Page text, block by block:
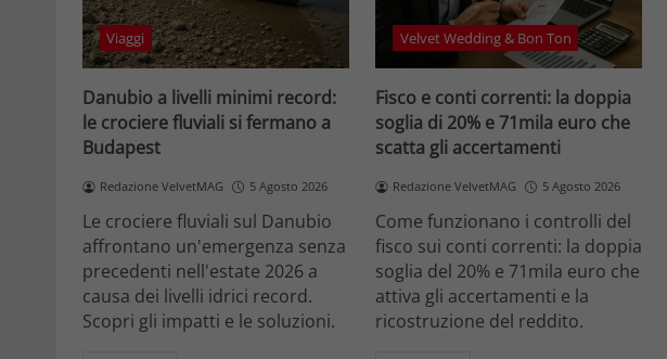
Viaggi
Danubio a livelli minimi record:
le crociere fluviali si fermano a
Budapest
Redazione VelvetMAG 5 Agosto 2026
Le crociere fluviali sul Danubio
affrontano un'emergenza senza
precedenti nell'estate 2026 a
causa dei livelli idrici record.
Scopri gli impatti e le soluzioni.
Velvet Wedding & Bon Ton
Fisco e conti correnti: la doppia
soglia di 20% e 71mila euro che
scatta gli accertamenti
Redazione VelvetMAG 5 Agosto 2026
Come funzionano i controlli del
fisco sui conti correnti: la doppia
soglia del 20% e 71mila euro che
attiva gli accertamenti e la
ricostruzione del reddito.